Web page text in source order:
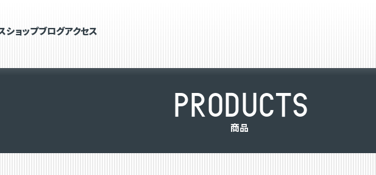
ショップブログアクセス
PRODUCTS
商品